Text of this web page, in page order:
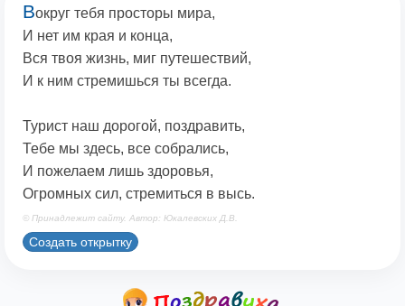
Вокруг тебя просторы мира,
И нет им края и конца,
Вся твоя жизнь, миг путешествий,
И к ним стремишься ты всегда.
Турист наш дорогой, поздравить,
Тебе мы здесь, все собрались,
И пожелаем лишь здоровья,
Огромных сил, стремиться в высь.
© Принадлежит сайту. Автор: Юкалевских Д.В.
Создать открытку